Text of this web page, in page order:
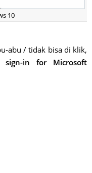
10
abu / tidak bisa di klik,
sign-in for Microsoft